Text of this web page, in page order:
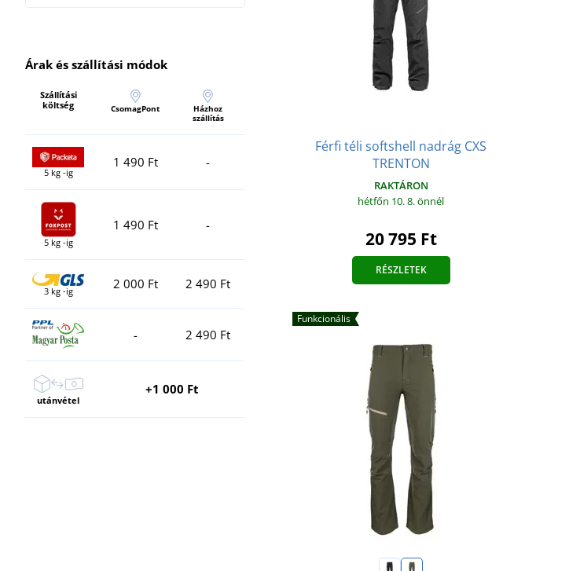
Árak és szállítási módok
Szállítási
költség
CsomagPont
Házhoz
szállítás
5 kg -ig
1 490 Ft -
5 kg -ig
1 490 Ft -
3 kg -ig 2 000 Ft 2 490 Ft
- 2 490 Ft
utánvétel
+1 000 Ft
Férfi téli softshell nadrág CXS
TRENTON
RAKTÁRON
hétfőn 10. 8.önnél
20 795 Ft
RÉSZLETEK
Funkcionális